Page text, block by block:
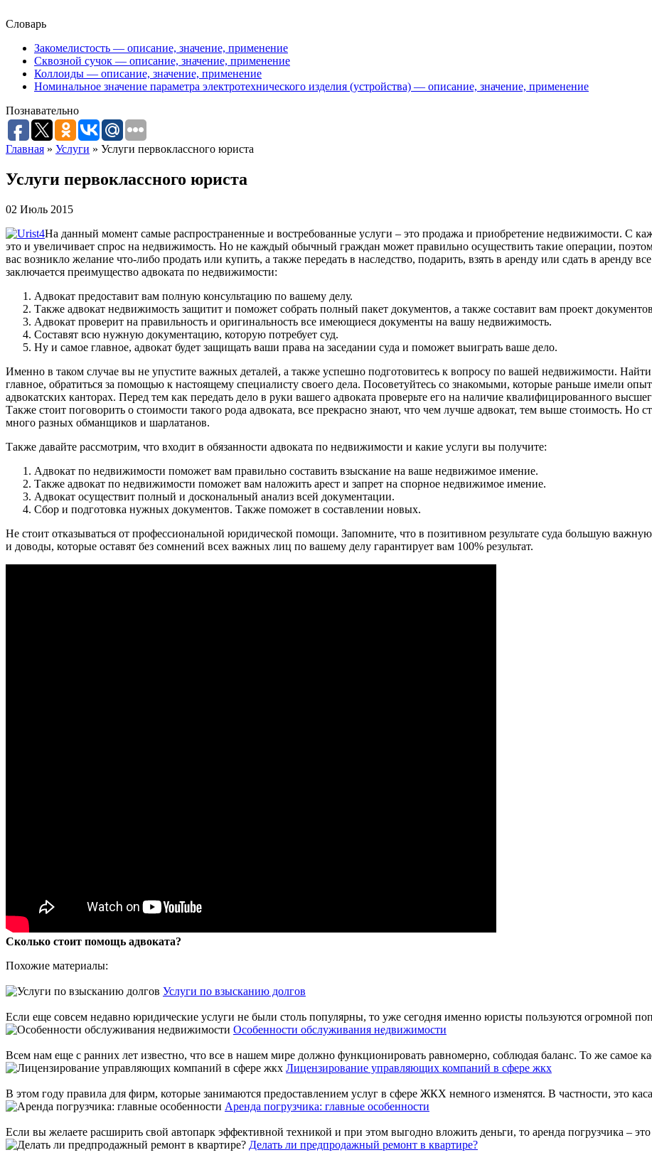
Словарь
Закомелистость — описание, значение, применение
Сквозной сучок — описание, значение, применение
Коллоиды — описание, значение, применение
Номинальное значение параметра электротехнического изделия (устройства) — описание, значение, применение
Познавательно
Главная » Услуги » Услуги первоклассного юриста
Услуги первоклассного юриста
02 Июль 2015
На данный момент самые распространенные и востребованные услуги – это продажа и приобретение недвижимости. С
это и увеличивает спрос на недвижимость. Но не каждый обычный граждан может правильно осуществить такие операции,
вас возникло желание что-либо продать или купить, а также передать в наследство, подарить, взять в аренду или сдать в аренду
заключается преимущество адвоката по недвижимости:
Адвокат предоставит вам полную консультацию по вашему делу.
Также адвокат недвижимость защитит и поможет собрать полный пакет документов, а также составит вам проект
Адвокат проверит на правильность и оригинальность все имеющиеся документы на вашу недвижимость.
Составят всю нужную документацию, которую потребует суд.
Ну и самое главное, адвокат будет защищать ваши права на заседании суда и поможет выиграть ваше дело.
Именно в таком случае вы не упустите важных деталей, а также успешно подготовитесь к вопросу по вашей недвижимости.
главное, обратиться за помощью к настоящему специалисту своего дела. Посоветуйтесь со знакомыми, которые раньше имели
адвокатских канторах. Перед тем как передать дело в руки вашего адвоката проверьте его на наличие квалифицированного
Также стоит поговорить о стоимости такого рода адвоката, все прекрасно знают, что чем лучше адвокат, тем выше стоимость. Но
много разных обманщиков и шарлатанов.
Также давайте рассмотрим, что входит в обязанности адвоката по недвижимости и какие услуги вы получите:
Адвокат по недвижимости поможет вам правильно составить взыскание на ваше недвижимое имение.
Также адвокат по недвижимости поможет вам наложить арест и запрет на спорное недвижимое имение.
Адвокат осуществит полный и доскональный анализ всей документации.
Сбор и подготовка нужных документов. Также поможет в составлении новых.
Не стоит отказываться от профессиональной юридической помощи. Запомните, что в позитивном результате суда большую
и доводы, которые оставят без сомнений всех важных лиц по вашему делу гарантирует вам 100% результат.
Сколько стоит помощь адвоката?
Похожие материалы:
Услуги по взысканию долгов
Если еще совсем недавно юридические услуги не были столь популярны, то уже сегодня именно юристы пользуются огромной
Особенности обслуживания недвижимости
Всем нам еще с ранних лет известно, что все в нашем мире должно функционировать равномерно, соблюдая баланс. То же самое
Лицензирование управляющих компаний в сфере жкх
В этом году правила для фирм, которые занимаются предоставлением услуг в сфере ЖКХ немного изменятся. В частности, это
Аренда погрузчика: главные особенности
Если вы желаете расширить свой автопарк эффективной техникой и при этом выгодно вложить деньги, то аренда погрузчика –
Делать ли предпродажный ремонт в квартире?